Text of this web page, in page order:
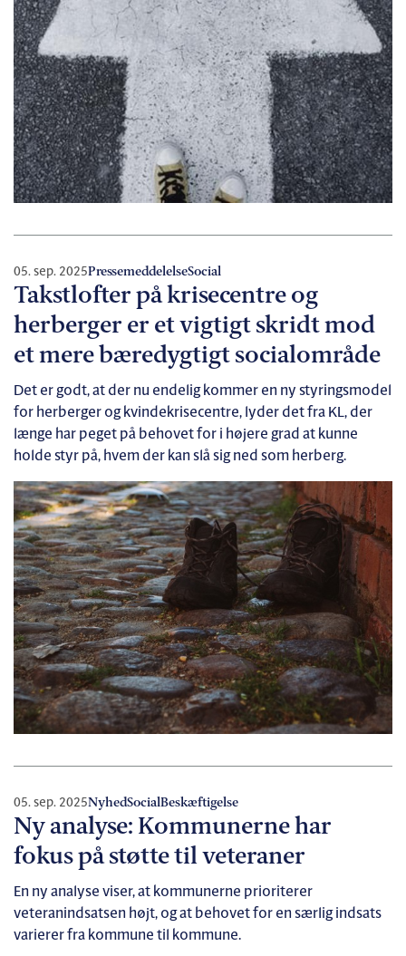
05. sep. 2025PressemeddelelseSocial
Takstlofter på krisecentre og
herberger er et vigtigt skridt mod
et mere bæredygtigt socialområde
Det er godt, at der nu endelig kommer en ny styringsmodel
for herberger og kvindekrisecentre, lyder det fra KL, der
længe har peget på behovet for i højere grad at kunne
holde styr på, hvem der kan slå sig ned som herberg.
05. sep. 2025NyhedSocialBeskæftigelse
Ny analyse: Kommunerne har
fokus på støtte til veteraner
En ny analyse viser, at kommunerne prioriterer
veteranindsatsen højt, og at behovet for en særlig indsats
varierer fra kommune til kommune.